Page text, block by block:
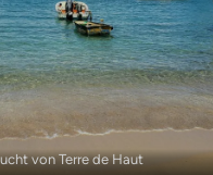
von Terre de Haut